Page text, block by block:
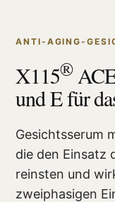
ANTI-AGING-
X115®
und E für
Gesichtsserum
die den Einsatz
reinsten und
zweiphasigen